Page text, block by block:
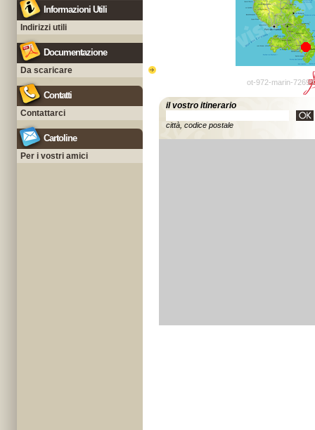
Informazioni Utili
Indirizzi utili
Documentazione
Da scaricare
Contatti
Contattarci
Cartoline
Per i vostri amici
ot-972-marin-
il vostro itinerario
città, codice postale